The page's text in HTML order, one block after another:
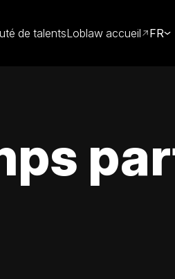
de talentsLoblaw accueil FR